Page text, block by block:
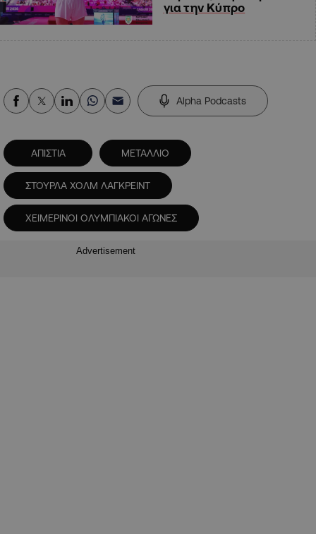
για την Κύπρο
Alpha Podcasts
ΑΠΙΣΤΙΑ ΜΕΤΑΛΛΙΟ
ΣΤΟΥΡΛΑ ΧΟΛΜ ΛΑΓΚΡΕΙΝΤ
ΧΕΙΜΕΡΙΝΟΙ ΟΛΥΜΠΙΑΚΟΙ ΑΓΩΝΕΣ
Advertisement